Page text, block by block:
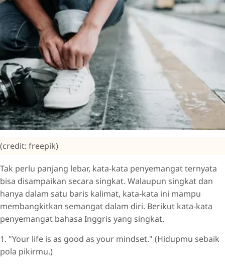
(credit: freepik)
Tak perlu panjang lebar, kata-kata penyemangat ternyata
bisa disampaikan secara singkat. Walaupun singkat dan
hanya dalam satu baris kalimat, kata-kata ini mampu
membangkitkan semangat dalam diri. Berikut kata-kata
penyemangat bahasa Inggris yang singkat.
1. "Your life is as good as your mindset." (Hidupmu sebaik
pola pikirmu.)